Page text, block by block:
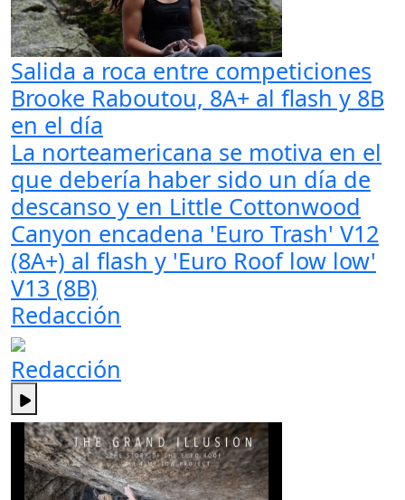
Salida a roca entre competiciones
Brooke Raboutou, 8A+ al flash y 8B
en el día
La norteamericana se motiva en el
que debería haber sido un día de
descanso y en Little Cottonwood
Canyon encadena 'Euro Trash' V12
(8A+) al flash y 'Euro Roof low low'
V13 (8B)
Redacción
Redacción